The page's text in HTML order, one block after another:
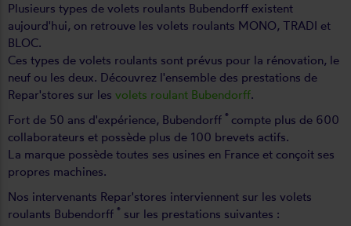
Plusieurs types de volets roulants Bubendorff existent
aujourd'hui, on retrouve les volets roulants MONO, TRADI et
BLOC.
Ces types de volets roulants sont prévus pour la rénovation, le
neuf ou les deux. Découvrez l'ensemble des prestations de
Repar'stores sur les volets roulant Bubendorff.
Fort de 50 ans d'expérience, Bubendorff ® compte plus de 600
collaborateurs et possède plus de 100 brevets actifs.
La marque possède toutes ses usines en France et conçoit ses
propres machines.
Nos intervenants Repar'stores interviennent sur les volets
roulants Bubendorff ® sur les prestations suivantes :